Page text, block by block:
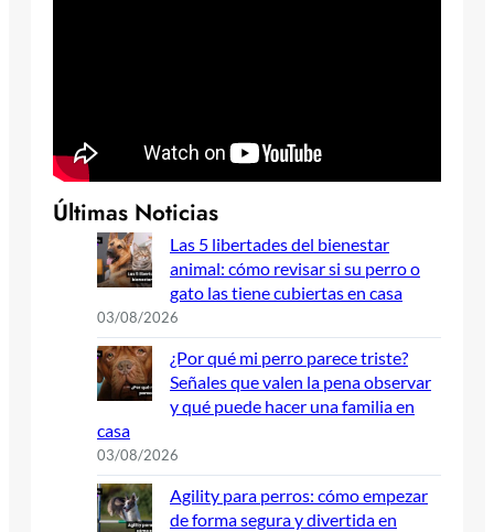
Últimas Noticias
Las 5 libertades del bienestar
animal: cómo revisar si su perro o
gato las tiene cubiertas en casa
03/08/2026
¿Por qué mi perro parece triste?
Señales que valen la pena observar
y qué puede hacer una familia en
casa
03/08/2026
Agility para perros: cómo empezar
de forma segura y divertida en